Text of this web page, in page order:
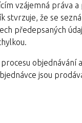
vzájemná práva a
stvrzuje, že se
předepsaných
objednávání
jsou